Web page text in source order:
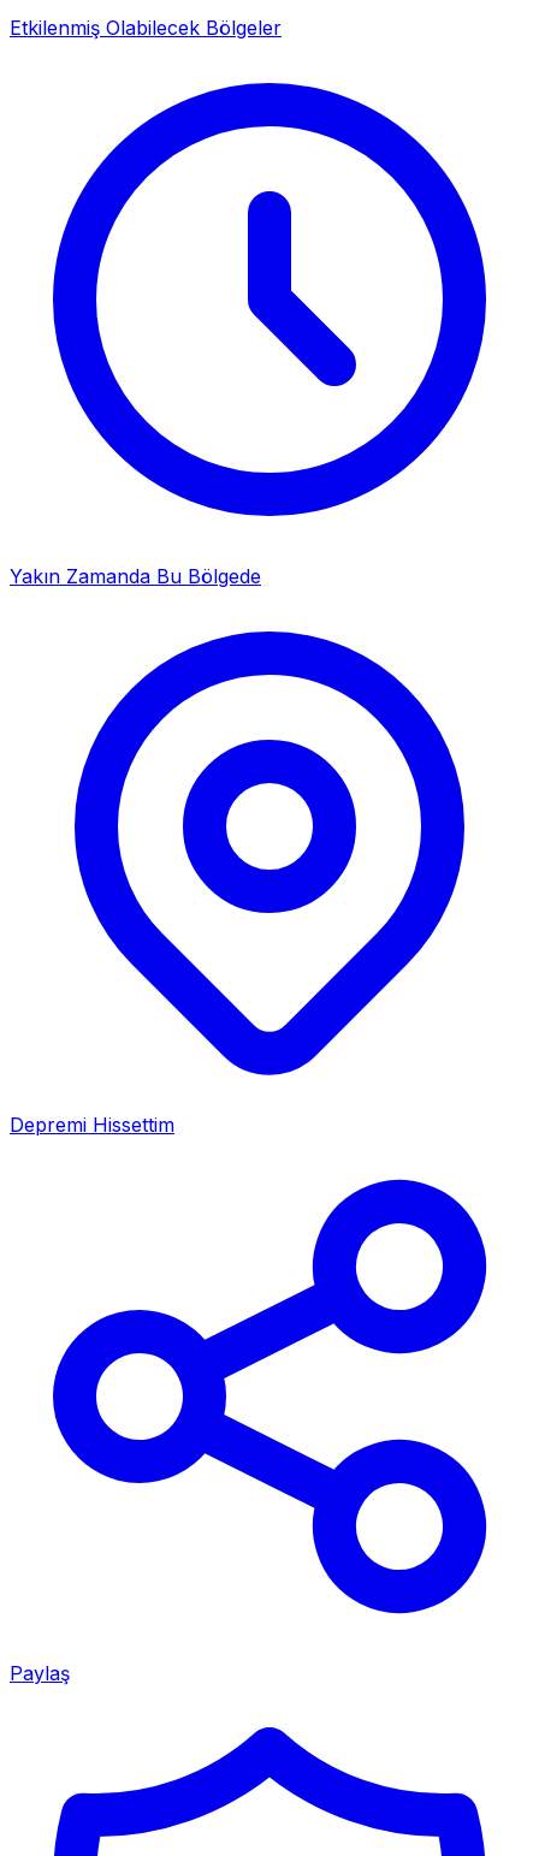
Etkilenmiş Olabilecek Bölgeler
Yakın Zamanda Bu Bölgede
Depremi Hissettim
Paylaş